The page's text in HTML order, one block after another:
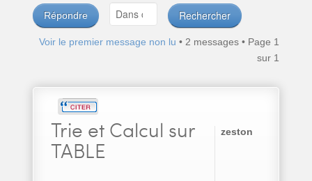
Répondre
Voir le premier message non lu • 2 messages • Page 1
sur 1
Trie et Calcul sur
TABLE
zeston